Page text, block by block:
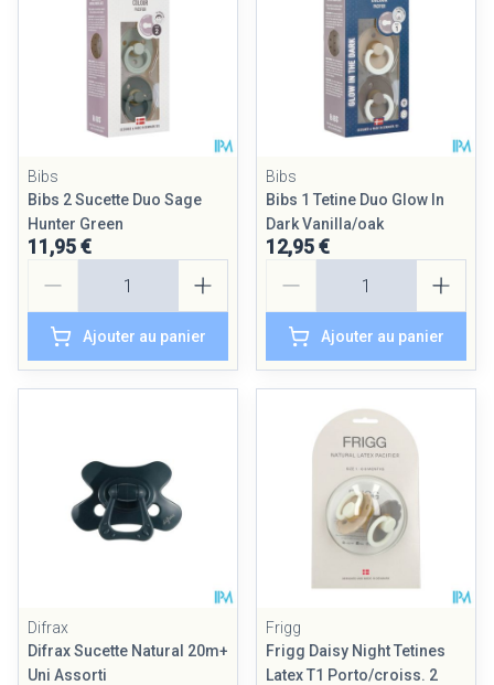
Bibs
Bibs 2 Sucette Duo Sage
Hunter Green
11,95 €
Ajouter au panier
Bibs
Bibs 1 Tetine Duo Glow In
Dark Vanilla/oak
12,95 €
Ajouter au panier
Difrax
Difrax Sucette Natural 20m+
Uni Assorti
Frigg
Frigg Daisy Night Tetines
Latex T1 Porto/croiss. 2